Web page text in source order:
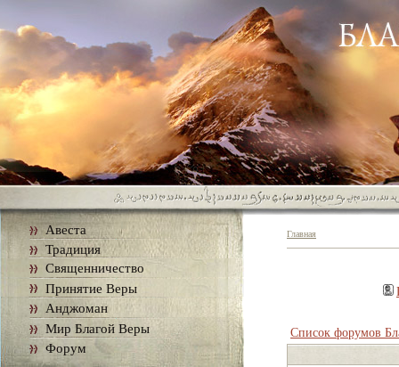
Авеста
Традиция
Священничество
Принятие Веры
Анджоман
Мир Благой Веры
Форум
Главная
Список форумов